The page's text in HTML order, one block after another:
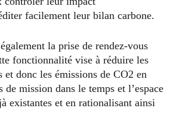
facilement leur bilan carbone.
la prise de rendez-vous
fonctionnalité vise à réduire les
et donc les émissions de CO2 en
de mission dans le temps et l’espace
existantes et en rationalisant ainsi